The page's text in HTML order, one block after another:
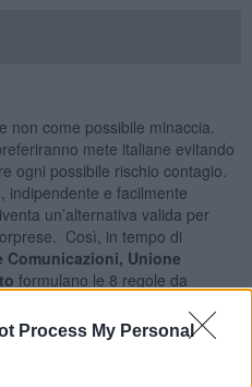
Process My Personal
non come possibile minaccia.
mete italiane evitando
ogni possibile rischio contagio.
, indipendente e facilmente
un’alternativa valida per
Così, in tempo di
Comunicazioni, Unione
formulano le 8 regole da
e non troppo patinate